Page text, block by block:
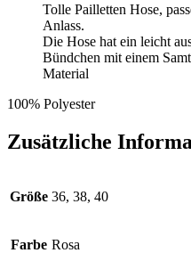
Tolle Pailletten Hose,
Anlass.
Die Hose hat ein leicht
Bündchen mit einem
Material
100% Polyester
Zusätzliche
Größe 36, 38, 40
Farbe Rosa